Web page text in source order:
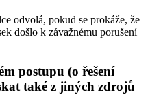
odvolá, pokud se prokáže, že
došlo k závažnému porušení
postupu (o řešení
také z jiných zdrojů